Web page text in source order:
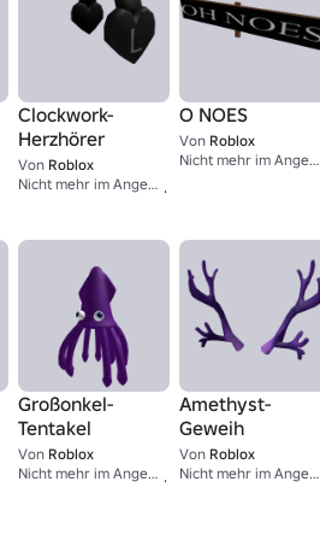
Clockwork-
Herzhörer
Von Roblox
Nicht mehr im Angebot
O NOES
Von Roblox
Nicht mehr im Angebot
Großonkel-
Tentakel
Von Roblox
Nicht mehr im Angebot
9,001
Amethyst-
Geweih
Von Roblox
Nicht mehr im Angebot